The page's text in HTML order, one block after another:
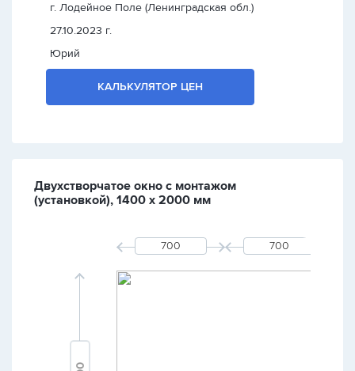
г. Лодейное Поле (Ленинградская обл.)
27.10.2023 г.
Юрий
КАЛЬКУЛЯТОР ЦЕН
Двухстворчатое окно с монтажом
(установкой), 1400 х 2000 мм